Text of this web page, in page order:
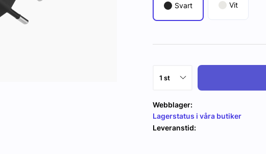
Svart Vit
Webblager:
Lagerstatus i våra butiker
Leveranstid: